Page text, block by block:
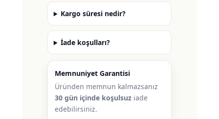
Kargo süresi nedir?
İade koşulları?
Memnuniyet Garantisi
Üründen memnun kalmazsanız
30 gün içinde koşulsuziade
edebilirsiniz.